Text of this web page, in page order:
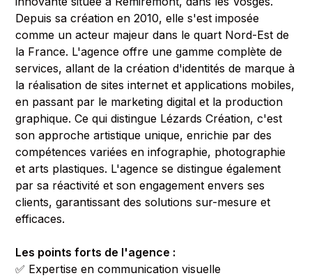
Depuis sa création en 2010, elle s'est imposée
comme un acteur majeur dans le quart Nord-Est de
la France. L'agence offre une gamme complète de
services, allant de la création d'identités de marque à
la réalisation de sites internet et applications mobiles,
en passant par le marketing digital et la production
graphique. Ce qui distingue Lézards Création, c'est
son approche artistique unique, enrichie par des
compétences variées en infographie, photographie
et arts plastiques. L'agence se distingue également
par sa réactivité et son engagement envers ses
clients, garantissant des solutions sur-mesure et
efficaces.
Les points forts de l'agence :
✅ Expertise en communication visuelle